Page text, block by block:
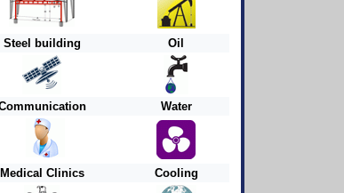
Steel building Oil
Water
Medical Clinics Cooling